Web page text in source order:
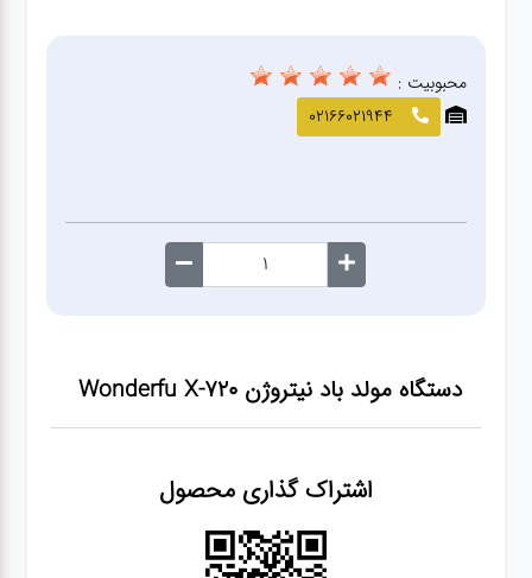
لوازم
معاینه
دستگاه مولد باد نیتروژن Wonderfu X-720
اشتراک گذاری محصول
محبوبیت :
02166021944